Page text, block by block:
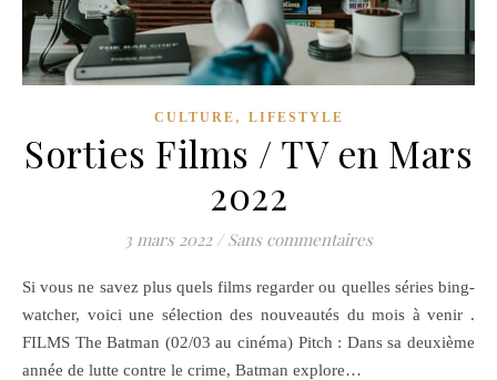
CULTURE , LIFESTYLE
Sorties Films / TV en Mars
2022
3 mars 2022 / Sans commentaires
Si vous ne savez plus quels films regarder ou quelles séries bing-
watcher, voici une sélection des nouveautés du mois à venir .
FILMS The Batman (02/03 au cinéma) Pitch : Dans sa deuxième
année de lutte contre le crime, Batman explore…